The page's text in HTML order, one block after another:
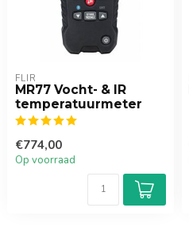
FLIR
MR77 Vocht- & IR
temperatuurmeter
€774,00
Op voorraad